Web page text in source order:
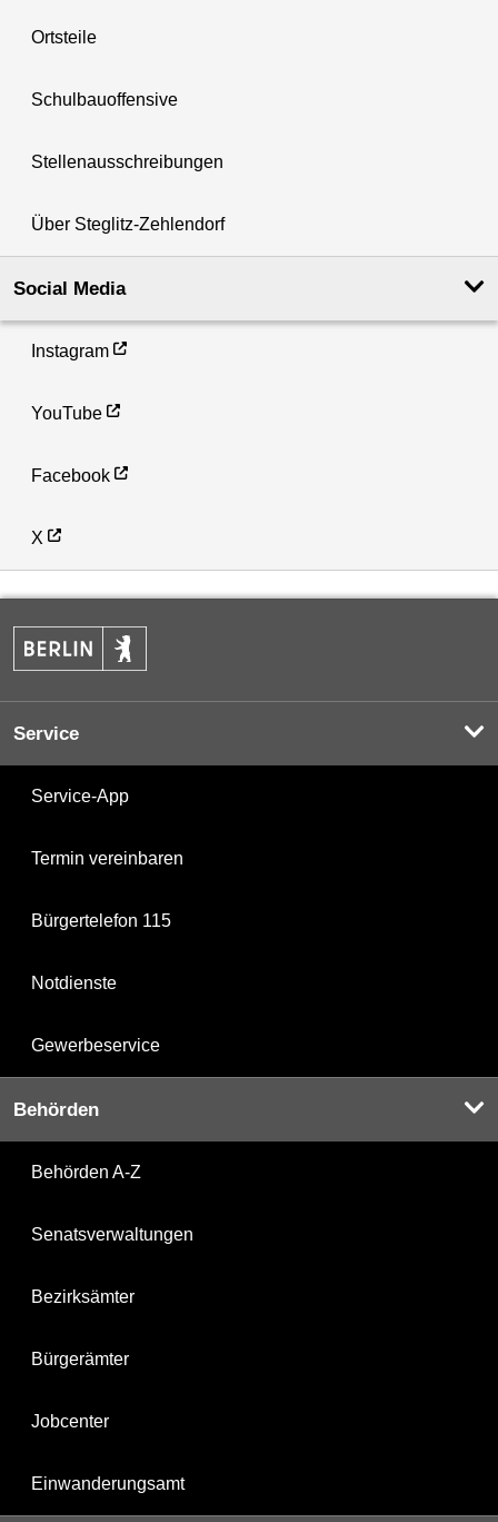
Ortsteile
Schulbauoffensive
Stellenausschreibungen
Über Steglitz-Zehlendorf
Social Media
Instagram
YouTube
Facebook
X
Service
Service-App
Termin vereinbaren
Bürgertelefon 115
Notdienste
Gewerbeservice
Behörden
Behörden A-Z
Senatsverwaltungen
Bezirksämter
Bürgerämter
Jobcenter
Einwanderungsamt